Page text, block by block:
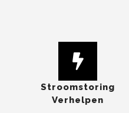
Stroomstoring
Verhelpen